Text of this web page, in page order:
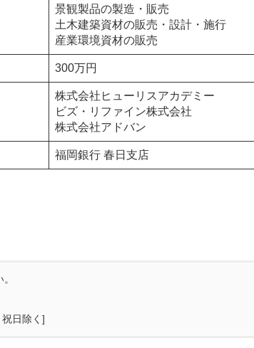
景観製品の製造・販売
土木建築資材の販売・設計・施行
産業環境資材の販売
300万円
株式会社ヒューリスアカデミー
ビズ・リファイン株式会社
株式会社アドバン
福岡銀行 春日支店
日除く]